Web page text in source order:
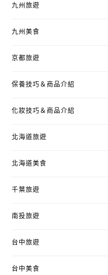
九州旅遊
九州美食
京都旅遊
保養技巧＆商品介紹
化妝技巧＆商品介紹
北海道旅遊
北海道美食
千葉旅遊
南投旅遊
台中旅遊
台中美食